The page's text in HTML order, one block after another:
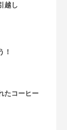
越し
！
たコーヒー